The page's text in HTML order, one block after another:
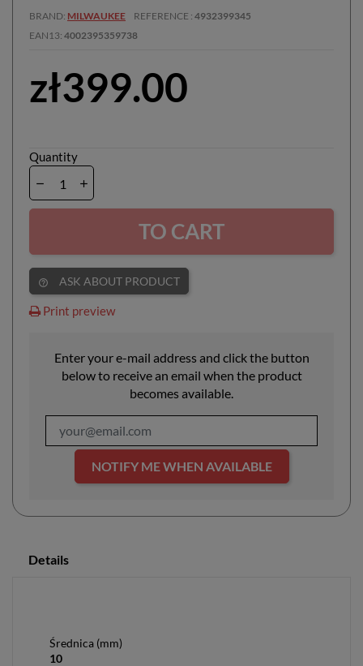
BRAND MILWAUKEE REFERENCE 4932399345
EAN13 4002395359738
zł399.00
Quantity
TO CART
help_outline ASK ABOUT PRODUCT
Print preview
Enter your e-mail address and click the button
below to receive an email when the product
becomes available.
NOTIFY ME WHEN AVAILABLE
Details
Średnica (mm)
10